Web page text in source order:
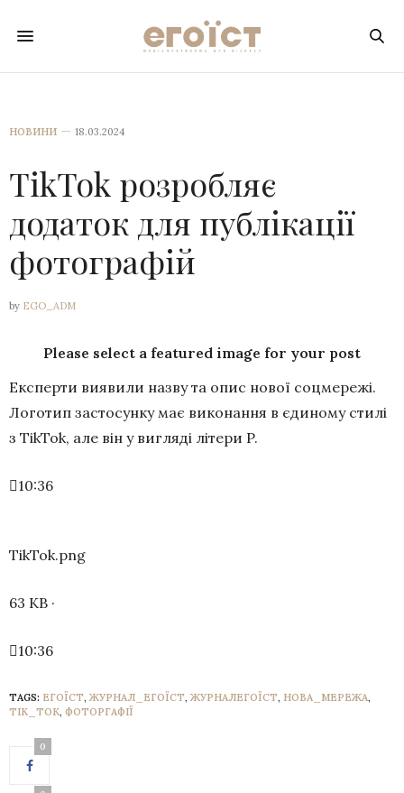
НОВИНИ 18.03.2024
TikTok розробляє
додаток для публікації
фотографій
by EGO_ADM
Please select a featured image for your post
Експерти виявили назву та опис нової соцмережі.
Логотип застосунку має виконання в єдиному стилі
з TikTok, але він у вигляді літери P.
10:36
TikTok.png
63 KB ·
10:36
TAGS: ЕГОЇСТ, ЖУРНАЛ_ЕГОЇСТ, ЖУРНАЛЕГОЇСТ, НОВА_МЕРЕЖА,
ТІК_ТОК, ФОТОРГАФІЇ
0